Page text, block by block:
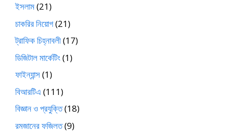
ইসলাম(21)
চাকরির নিয়োগ(21)
ট্রাফিক চিহ্নাবলী(17)
ডিজিটাল মার্কেটিং(1)
ফাইন্যান্স(1)
বিআরটিএ (111)
বিজ্ঞান ও প্রযুক্তি(18)
রমজানের ফজিলত(9)